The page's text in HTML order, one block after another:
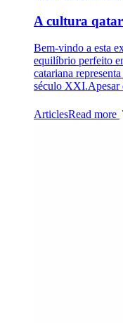
A cultura
Bem-vindo a esta
equilíbrio perfeito
catariana
século XXI.Apesar
ArticlesRead more